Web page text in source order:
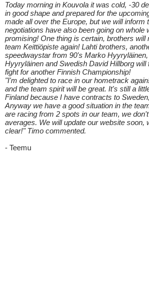
Today morning in Kouvola it was cold, -30
in good shape and prepared for the
made all over the Europe, but we will inform
negotiations have also been going on
promising! One thing is certain, brothers
team Keittiöpiste again! Lahti brothers,
speedwaystar from 90's Marko
Hyyryläinen and Swedish David Hillborg
fight for another Finnish Championship!
"I'm delighted to race in our hometrack
and the team spirit will be great. It's still a
Finland because I have contracts to
Anyway we have a good situation in the
are racing from 2 spots in our team, we
averages. We will update our website soon,
clear!" Timo commented.
- Teemu